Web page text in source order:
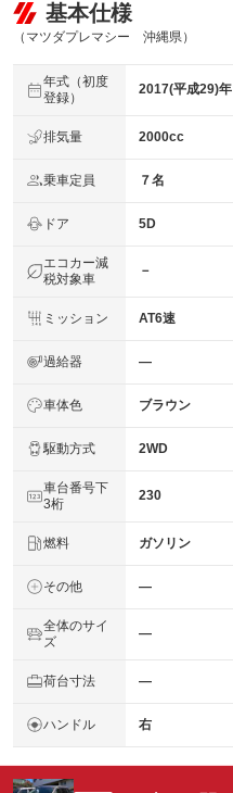
基本仕様
（マツダプレマシー 沖縄県）
年式（初度
登録）
2017(平成29)年
排気量 2000cc
乗車定員 ７名
ドア 5D
エコカー減
税対象車
－
ミッション AT6速
過給器 ―
車体色 ブラウン
駆動方式 2WD
車台番号下
3桁
230
燃料 ガソリン
その他 ―
全体のサイ
ズ
―
荷台寸法 ―
ハンドル 右